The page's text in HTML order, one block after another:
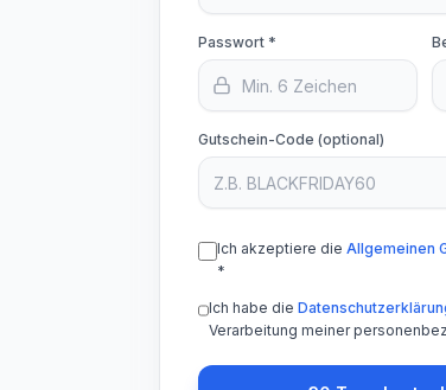
Passwort *
Gutschein-Code (optional)
Ich akzeptiere die Allgemeinen
*
Ich habe die
Verarbeitung meiner